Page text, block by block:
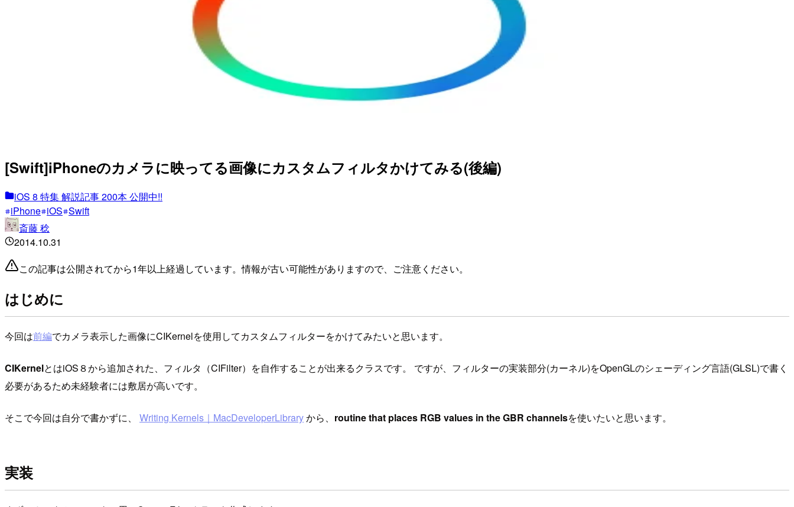
[Swift]iPhoneのカメラに映ってる画像にカスタムフィルタかけてみる(後編)
iOS 8 特集 解説記事 200本 公開中!!
iPhone iOS Swift
斎藤 稔
2014.10.31
この記事は公開されてから1年以上経過しています。情報が古い可能性がありますので、ご注意ください。
はじめに
今回は前編でカメラ表示した画像にCIKernelを使用してカスタムフィルターをかけてみたいと思います。
CIKernelとはiOS８から追加された、フィルタ（CIFilter）を自作することが出来るクラスです。 ですが、フィルターの実装部分(カーネル)をOpenGLのシェーディング言語(GLSL)で書く
必要があるため未経験者には敷居が高いです。
そこで今回は自分で書かずに、 Writing Kernels｜MacDeveloperLibraryから、 routine that places RGB values in the GBR channelsを使いたいと思います。
実装